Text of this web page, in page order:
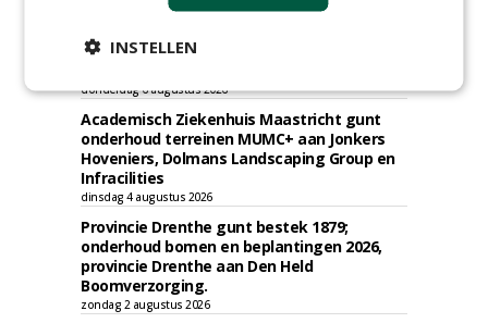
Gemeente Eindhoven gunt groot
bebouwingscontour houtkap aan
donderdag 6 augustus 2026
Academisch Ziekenhuis Maastricht gunt
onderhoud terreinen MUMC+ aan Jonkers
Hoveniers, Dolmans Landscaping Group en
Infracilities
dinsdag 4 augustus 2026
Provincie Drenthe gunt bestek 1879;
onderhoud bomen en beplantingen 2026,
provincie Drenthe aan Den Held
Boomverzorging.
zondag 2 augustus 2026
INSTELLEN